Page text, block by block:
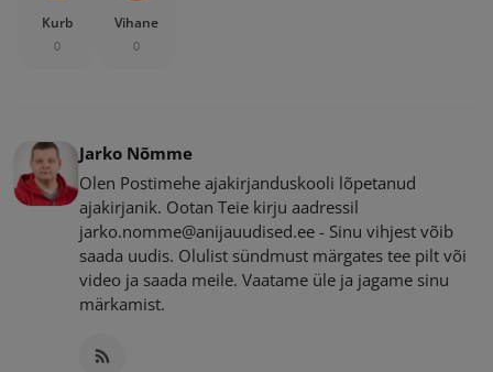
Kurb
0
Vihane
0
Jarko Nõmme
Olen Postimehe ajakirjanduskooli lõpetanud
ajakirjanik. Ootan Teie kirju aadressil
jarko.nomme@anijauudised.ee - Sinu vihjest võib
saada uudis. Olulist sündmust märgates tee pilt või
video ja saada meile. Vaatame üle ja jagame sinu
märkamist.